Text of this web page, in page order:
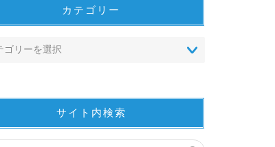
カテゴリー
サイト内検索